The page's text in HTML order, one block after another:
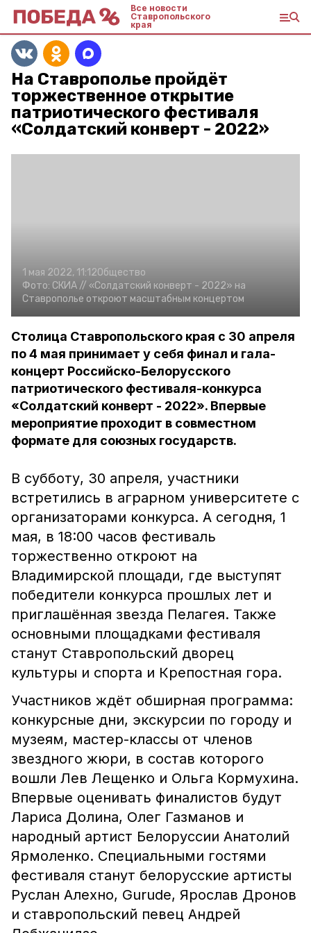
Все новости
Ставропольского
края
На Ставрополье пройдёт
торжественное открытие
патриотического фестиваля
«Солдатский конверт - 2022»
1 мая 2022, 11:12Общество
Фото: СКИА // «Солдатский конверт - 2022» на
Ставрополье откроют масштабным концертом
Столица Ставропольского края с 30 апреля
по 4 мая принимает у себя финал и гала-
концерт Российско-Белорусского
патриотического фестиваля-конкурса
«Солдатский конверт - 2022». Впервые
мероприятие проходит в совместном
формате для союзных государств.
В субботу, 30 апреля, участники
встретились в аграрном университете с
организаторами конкурса. А сегодня, 1
мая, в 18:00 часов фестиваль
торжественно откроют на
Владимирской площади, где выступят
победители конкурса прошлых лет и
приглашённая звезда Пелагея. Также
основными площадками фестиваля
станут Ставропольский дворец
культуры и спорта и Крепостная гора.
Участников ждёт обширная программа:
конкурсные дни, экскурсии по городу и
музеям, мастер-классы от членов
звездного жюри, в состав которого
вошли Лев Лещенко и Ольга Кормухина.
Впервые оценивать финалистов будут
Лариса Долина, Олег Газманов и
народный артист Белоруссии Анатолий
Ярмоленко. Специальными гостями
фестиваля станут белорусские артисты
Руслан Алехно, Gurude, Ярослав Дронов
и ставропольский певец Андрей